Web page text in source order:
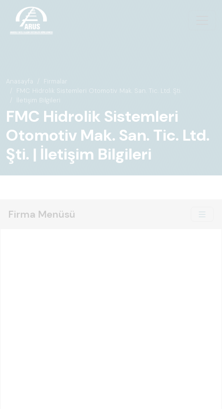
Anasayfa
Firmalar
FMC Hidrolik Sistemleri Otomotiv Mak. San. Tic. Ltd. Şti.
İletişim Bilgileri
FMC Hidrolik Sistemleri
Otomotiv Mak. San. Tic. Ltd.
Şti. | İletişim Bilgileri
Firma Menüsü